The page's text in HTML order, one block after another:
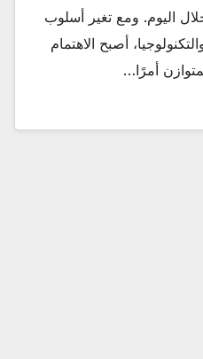
اليوم. ومع تغير أسلوب
أصبح الاهتمام
أمرًا…